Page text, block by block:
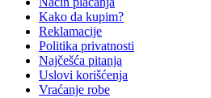
Kako da kupim?
Reklamacije
Politika privatnosti
Najčešća pitanja
Uslovi korišćenja
Vraćanje robe